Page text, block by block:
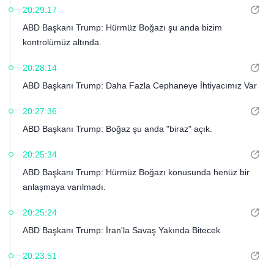
20:29:17
ABD Başkanı Trump: Hürmüz Boğazı şu anda bizim
kontrolümüz altında.
20:28:14
ABD Başkanı Trump: Daha Fazla Cephaneye İhtiyacımız Var
20:27:36
ABD Başkanı Trump: Boğaz şu anda "biraz" açık.
20:25:34
ABD Başkanı Trump: Hürmüz Boğazı konusunda henüz bir
anlaşmaya varılmadı.
20:25:24
ABD Başkanı Trump: İran'la Savaş Yakında Bitecek
20:23:51